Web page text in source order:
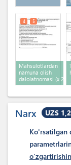
Mahsulotlardan
namuna olish
dalolatnomasi (x 2)
4 5
Narx UZS
Ko'rsatilgan